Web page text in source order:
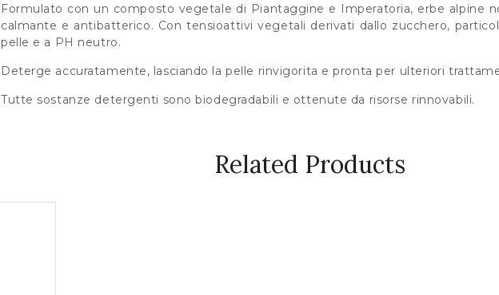
Formulato con un composto vegetale di Piantaggine e Imperatoria, erbe alpine
calmante e antibatterico. Con tensioattivi vegetali derivati dallo zucchero,
pelle e a PH neutro.
Deterge accuratamente, lasciando la pelle rinvigorita e pronta per ulteriori
Tutte sostanze detergenti sono biodegradabili e ottenute da risorse rinnovabili.
Related Products